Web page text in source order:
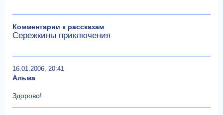
Комментарии к рассказам
Сережкины приключения
16.01.2006, 20:41
Альма
Здорово!